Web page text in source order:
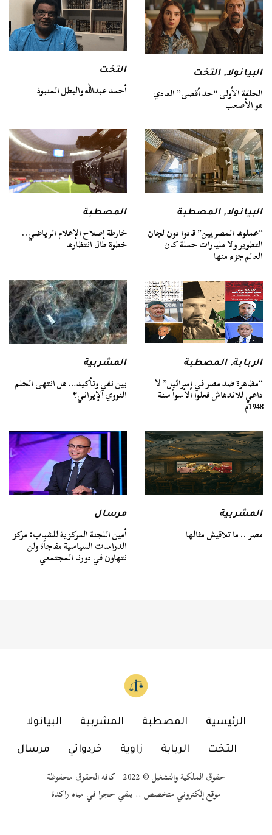
البيانولا,التخت
الحلقة الأولى “حد أقصى” العادي
هو الأصعب
التخت
أحمد عبدالله والبطل المنبوذ
البيانولا,المصطبة
“عملوها المصريين” قادوا دون لجان
التطوير ولا مليارات حملة كان
العالم جزء منها
المصطبة
خارطة إصلاح الإعلام الرياضي..
خطوة طال انتظارها
الربابة,المصطبة
“مظاهرة ضد مصر في إسرائيل” لا
داعي للاندهاش فعلوا الأسوأ سنة
1948م
المشربية
بين نفي وتأكيد… هل انتهى الحلم
النووي الإيراني؟
المشربية
مصر .. ما تلاقيش مثالها
مرسال
أمين اللجنة المركزية للشباب: مركز
الدراسات السياسية مفاجأة ولن
نتهاون في دورنا المجتمعي
الرئيسية المصطبة المشربية البيانولا
التخت الربابة زاوية خردواتي مرسال
حقوق الملكية والتشغيل © 2022 كافه الحقوق محفوظة
موقع إلكتروني متخصص .. يلقي حجرا في مياه راكدة